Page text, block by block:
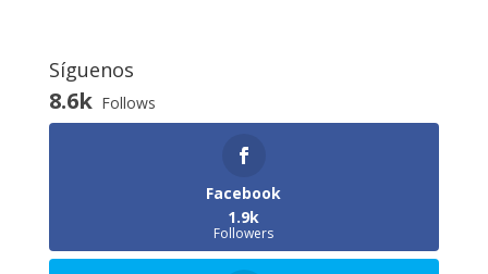
Síguenos
8.6k Follows
Facebook
1.9k
Followers